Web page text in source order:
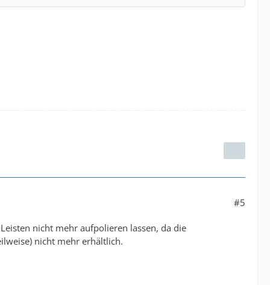
#5
nicht mehr aufpolieren lassen, da die
nicht mehr erhältlich.